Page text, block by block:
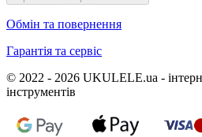
Новини
Компанія
Про нас
Контакти
Публічна аферта